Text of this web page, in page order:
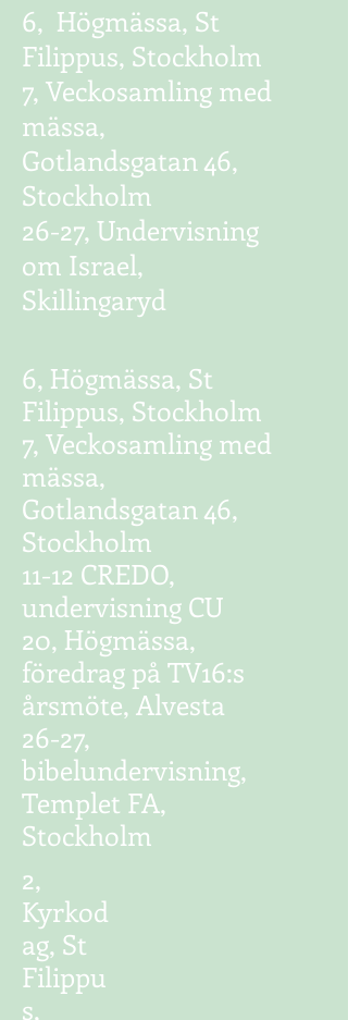
6, Högmässa, St
Filippus, Stockholm
7, Veckosamling med
mässa,
Gotlandsgatan 46,
Stockholm
26-27, Undervisning
om Israel,
Skillingaryd
6, Högmässa, St
Filippus, Stockholm
7, Veckosamling med
mässa,
Gotlandsgatan 46,
Stockholm
11-12 CREDO,
undervisning CU
20, Högmässa,
föredrag på TV16:s
årsmöte, Alvesta
26-27,
bibelundervisning,
Templet FA,
Stockholm
2,
Kyrkod
ag, St
Filippu
s,